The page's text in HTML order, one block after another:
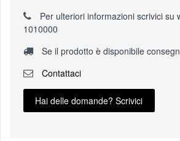
Per ulteriori informazioni scrivici su
1010000
Se il prodotto è disponibile
Contattaci
Hai delle domande? Scrivici